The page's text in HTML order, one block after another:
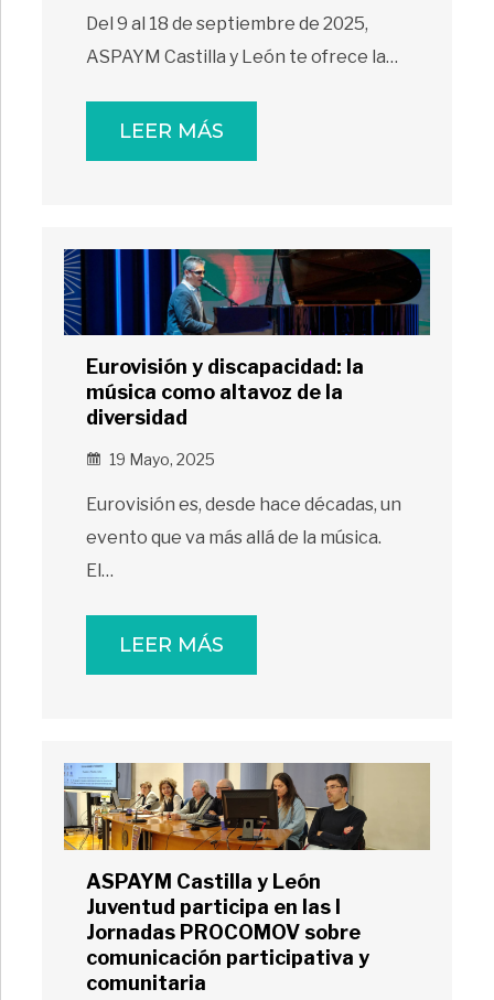
Del 9 al 18 de septiembre de 2025,
ASPAYM Castilla y León te ofrece la…
LEER MÁS
Eurovisión y discapacidad: la
música como altavoz de la
diversidad
19 Mayo, 2025
Eurovisión es, desde hace décadas, un
evento que va más allá de la música.
El…
LEER MÁS
ASPAYM Castilla y León
Juventud participa en las I
Jornadas PROCOMOV sobre
comunicación participativa y
comunitaria